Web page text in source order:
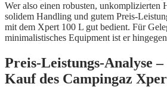
Wer also einen robusten, unkomplizierten
solidem Handling und gutem Preis-
mit dem Xpert 100 L gut bedient. Für
minimalistisches Equipment ist er
Preis-Leistungs-Analyse
Kauf des Campingaz